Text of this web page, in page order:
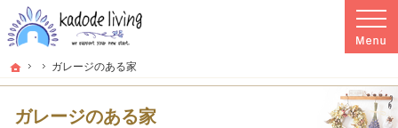
ホームガレージのある家
ガレージのある家
プロの目線からご提案。群馬県高崎市の注文住宅・新築戸建てを手がける工務店
群馬県高崎市の新築・注文住宅・新築戸建てを手がける工務店ならkadode living